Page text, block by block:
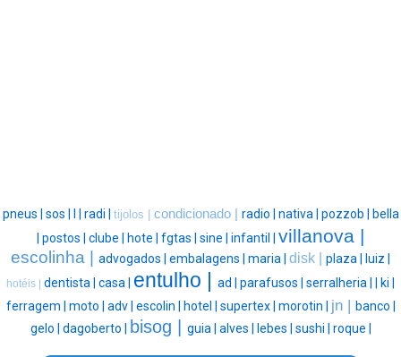
pneus | sos | radi | tijolos | condicionado | radio | nativa | pozzob |
bella
postos | clube | hote | fgtas | sine | infantil | villanova |
escolinha | advogados | embalagens | maria | disk | plaza | luiz |
hotéis | dentista | casa | entulho | ad | parafusos | serralheria |
ki |
ferragem | moto | adv | escolin | hotel | supertex | morotin | jn | banco |
gelo | dagoberto | bisog | guia | alves | lebes | sushi | roque |